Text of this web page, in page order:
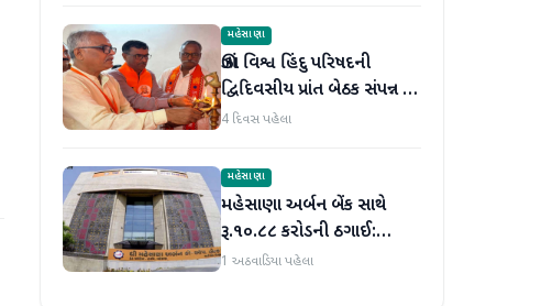
મહેસાણા
ઊંઝા વિશ્વ હિંદુ પરિષદની
દ્વિદિવસીય પ્રાંત બેઠક સંપન્ન :
250 થી વધુ કાર્યકર્તાઓ
4 દિવસ પહેલા
મહેસાણા
મહેસાણા અર્બન બેંક સાથે
રૂ.૧૦.૮૮ કરોડની ઠગાઈ:
લોનની મિલકતો પતિ-પત્નીએ
1 અઠવાડિયા પહેલા